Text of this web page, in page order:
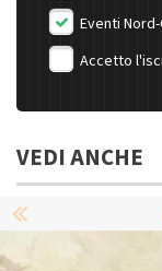
Eventi
Accetto
VEDI ANCHE